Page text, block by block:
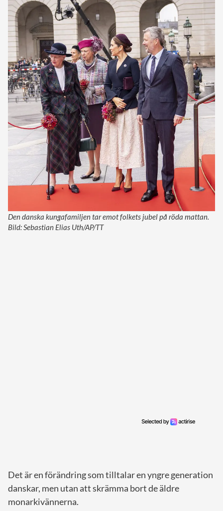
Den danska kungafamiljen tar emot folkets jubel på röda mattan.
Bild: Sebastian Elias Uth/AP/TT
Det är en förändring som tilltalar en yngre generation
danskar, men utan att skrämma bort de äldre
monarkivännerna.